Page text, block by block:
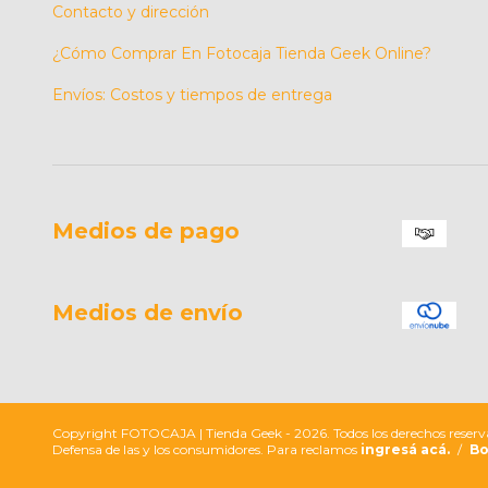
Contacto y dirección
¿Cómo Comprar En Fotocaja Tienda Geek Online?
Envíos: Costos y tiempos de entrega
Medios de pago
Medios de envío
Copyright FOTOCAJA | Tienda Geek - 2026. Todos los derechos
Defensa de las y los consumidores. Para reclamos ingresá acá. /